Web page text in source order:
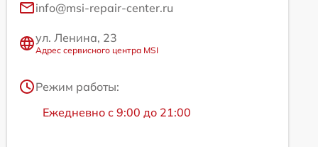
info@msi-repair-center.ru
ул. Ленина, 23
Адрес сервисного центра MSI
Режим работы:
Ежедневно с 9:00 до 21:00